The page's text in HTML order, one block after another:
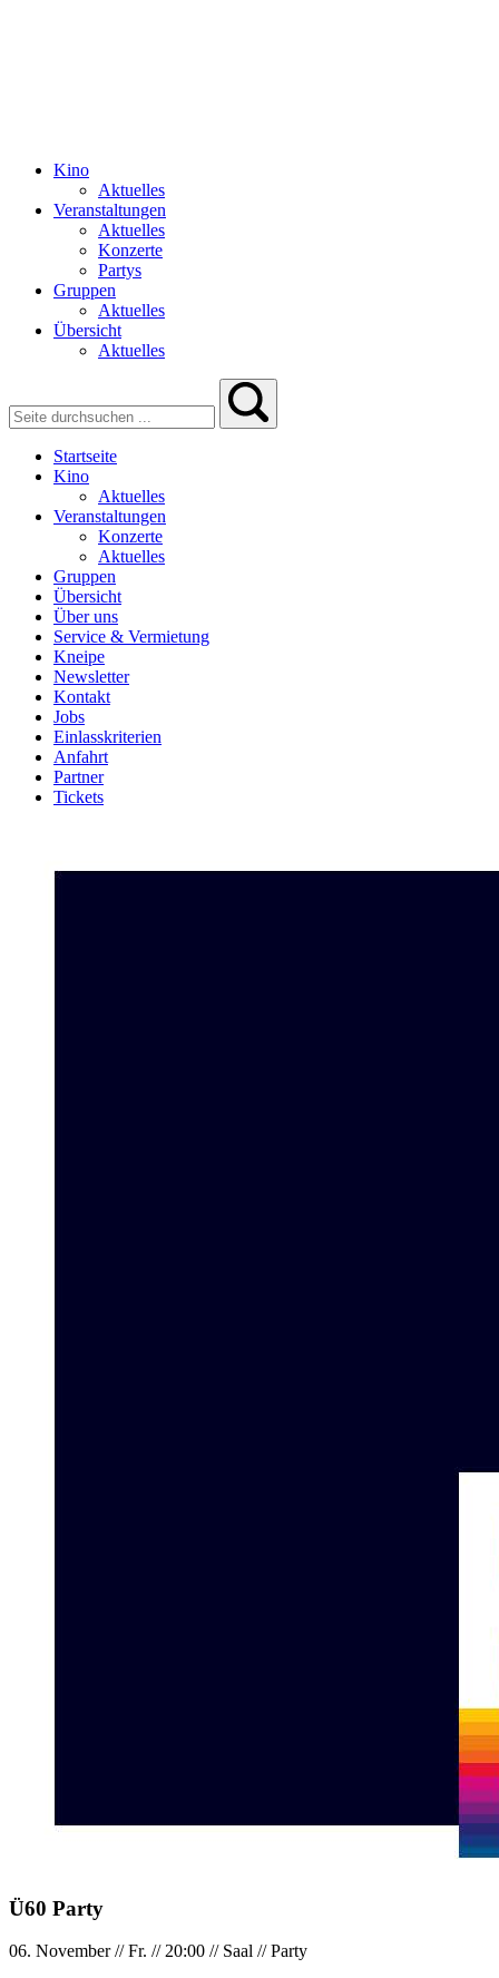
Kino
Aktuelles
Veranstaltungen
Aktuelles
Konzerte
Partys
Gruppen
Aktuelles
Übersicht
Aktuelles
Startseite
Kino
Aktuelles
Veranstaltungen
Konzerte
Aktuelles
Gruppen
Übersicht
Über uns
Service & Vermietung
Kneipe
Newsletter
Kontakt
Jobs
Einlasskriterien
Anfahrt
Partner
Tickets
Ü60 Party
06. November//Fr. //20:00 // Saal //Party